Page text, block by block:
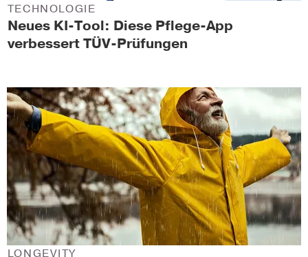
Neues KI-Tool: Diese Pflege-App
verbessert TÜV-Prüfungen
TECHNOLOGIE
LONGEVITY